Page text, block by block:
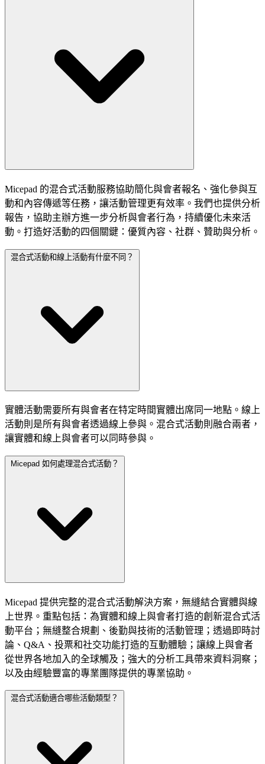
Micepad 的混合式活動服務協助簡化與會者報名、強化參與互
動和內容傳遞等任務，讓活動管理更有效率。我們也提供分析
報告，協助主辦方進一步分析與會者行為，持續優化未來活
動。打造好活動的四個關鍵：優質內容、社群、贊助與分析。
混合式活動和線上活動有什麼不同？
實體活動需要所有與會者在特定時間實體出席同一地點。線上
活動則是所有與會者透過線上參與。混合式活動則融合兩者，
讓實體和線上與會者可以同時參與。
Micepad 如何處理混合式活動？
Micepad 提供完整的混合式活動解決方案，無縫結合實體與線
上世界。重點包括：為實體和線上與會者打造的創新混合式活
動平台；無縫整合規劃、後勤與技術的活動管理；透過即時討
論、Q&A、投票和社交功能打造的互動體驗；讓線上與會者
從世界各地加入的全球觸及；強大的分析工具帶來資料洞察；
以及由經驗豐富的專業團隊提供的專業協助。
混合式活動適合哪些活動類型？